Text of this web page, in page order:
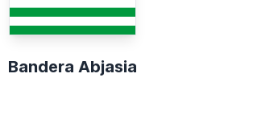
Bandera Abjasia